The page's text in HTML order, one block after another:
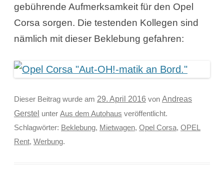
gebührende Aufmerksamkeit für den Opel
Corsa sorgen. Die testenden Kollegen sind
nämlich mit dieser Beklebung gefahren:
Dieser Beitrag wurde am 29. April 2016 von Andreas
Gerstel unter Aus dem Autohaus veröffentlicht.
Schlagwörter: Beklebung, Mietwagen, Opel Corsa, OPEL
Rent, Werbung.